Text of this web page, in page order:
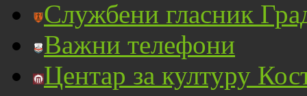
Службени гласник
Важни телефони
Центар за културу